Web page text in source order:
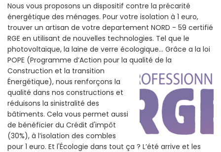
Nous vous proposons un dispositif contre la précarité
énergétique des ménages. Pour votre isolation à 1 euro,
trouver un artisan de votre departement NORD - 59 certifié
RGE en utilisant de nouvelles technologies. Tel que le
photovoltaïque, la laine de verre écologique... Grâce a la loi
POPE (Programme d’Action pour la qualité de la
Construction et la transition
Énergétique), nous renforçons la
qualité dans nos constructions et
réduisons la sinistralité des
bâtiments. Cela vous permet aussi
de bénéficier du Crédit d'impôt
(30%), à l’isolation des combles
pour 1 euro. Et l'Écologie dans tout ça ? L’été arrive et les